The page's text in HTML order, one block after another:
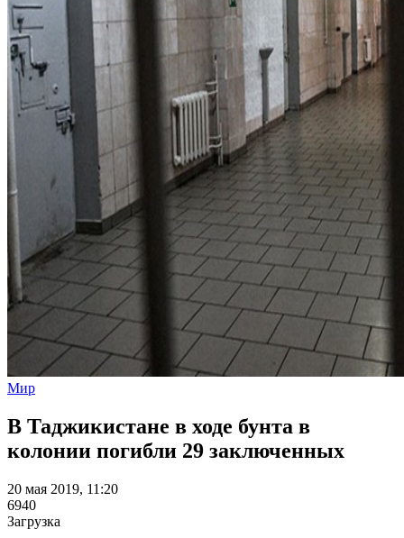
Мир
В Таджикистане в ходе бунта в
колонии погибли 29 заключенных
20 мая 2019, 11:20
6940
Загрузка